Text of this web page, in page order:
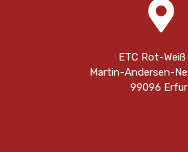
ETC Rot-Weiß
Martin-Andersen-
99096